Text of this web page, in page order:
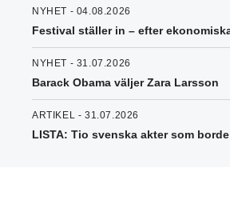
NYHET - 04.08.2026
Festival ställer in – efter
NYHET - 31.07.2026
Barack Obama väljer Zara Larsson
ARTIKEL - 31.07.2026
LISTA: Tio svenska akter som